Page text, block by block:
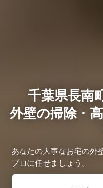
千葉県長南
外壁の掃除・
あなたの大事なお宅の外
プロに任せましょう。